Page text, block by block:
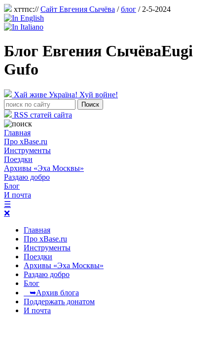
хттпс://Сайт Евгения Сычёва /блог / 2-5-2024
Блог Евгения СычёваEugi
Gufo
Хай живе Україна! Хуй войне!
RSS статей сайта
Главная
Про xBase.ru
Инструменты
Поездки
Архивы «Эха Москвы»
Раздаю добро
Блог
И почта
☰
❌
Главная
Про xBase.ru
Инструменты
Поездки
Архивы «Эха Москвы»
Раздаю добро
Блог
➥Архив блога
Поддержать донатом
И почта